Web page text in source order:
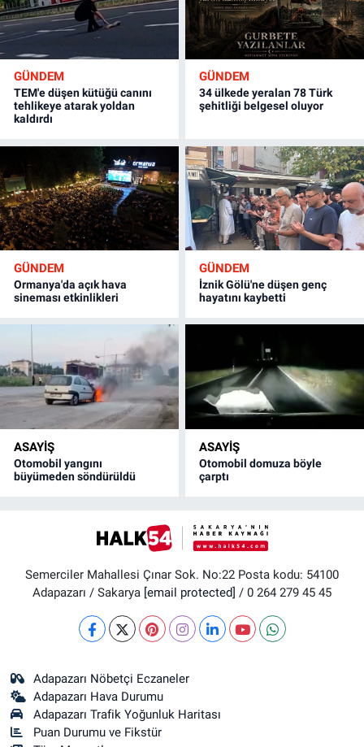
GÜNDEM
TEM'e düşen kütüğü canını
tehlikeye atarak yoldan
kaldırdı
GÜNDEM
34 ülkede yeralan 78 Türk
şehitliği belgesel oluyor
GÜNDEM
Ormanya'da açık hava
sineması etkinlikleri
GÜNDEM
İznik Gölü'ne düşen genç
hayatını kaybetti
ASAYİŞ
Otomobil yangını
büyümeden söndürüldü
ASAYİŞ
Otomobil domuza böyle
çarptı
Semerciler Mahallesi Çınar Sok. No:22 Posta kodu: 54100
Adapazarı / Sakarya [email protected] / 0 264 279 45 45
Adapazarı Nöbetçi Eczaneler
Adapazarı Hava Durumu
Adapazarı Trafik Yoğunluk Haritası
Puan Durumu ve Fikstür